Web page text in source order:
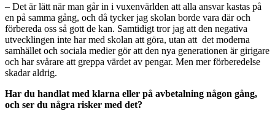
– Det är lätt när man går in i vuxenvärlden att alla ansvar kastas på
en på samma gång, och då tycker jag skolan borde vara där och
förbereda oss så gott de kan. Samtidigt tror jag att den negativa
utvecklingen inte har med skolan att göra, utan att det moderna
samhället och sociala medier gör att den nya generationen är girigare
och har svårare att greppa värdet av pengar. Men mer förberedelse
skadar aldrig.
Har du handlat med klarna eller på avbetalning någon gång,
och ser du några risker med det?